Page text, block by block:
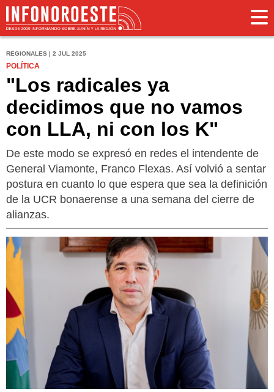
REGIONALES | 2 JUL 2025
POLÍTICA
"Los radicales ya
decidimos que no vamos
con LLA, ni con los K"
De este modo se expresó en redes el intendente de
General Viamonte, Franco Flexas. Así volvió a sentar
postura en cuanto lo que espera que sea la definición
de la UCR bonaerense a una semana del cierre de
alianzas.